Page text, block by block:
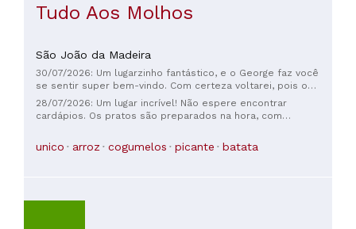
Tudo Aos Molhos
São João da Madeira
30/07/2026: Um lugarzinho fantástico, e o George faz você
se sentir super bem-vindo. Com certeza voltarei, pois o
prato de arroz cremoso estava delicioso.
28/07/2026: Um lugar incrível! Não espere encontrar
cardápios. Os pratos são preparados na hora, com
artesanais que surpreendem — tudo é incrivelmente bom.
Não deixe de experimentar as francesinhas; são deliciosas e
momentos muito agradáveis. Um daqueles lugares para onde
unico arroz cogumelos picante batata